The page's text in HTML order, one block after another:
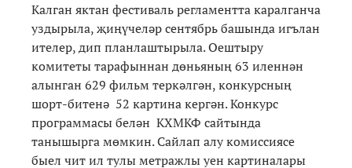
Калган яктан фестиваль регламентта каралганча
уздырыла, җиңүчеләр сентябрь башында игълан
ителер, дип планлаштырыла. Оештыру
комитеты тарафыннан дөньяның 63 иленнән
алынган 629 фильм теркәлгән, конкурсның
шорт-битенә 52 картина кергән. Конкурс
программасы белән КХМКФ сайтында
танышырга мөмкин. Сайлап алу комиссиясе
быел чит ил тулы метражлы уен картиналары